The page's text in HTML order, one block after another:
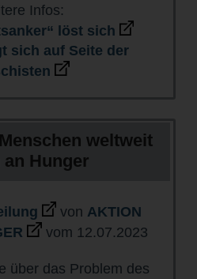
Infos:
löst sich
sich auf Seite der
weltweit
an Hunger
von AKTION
vom 12.07.2023
über das Problem des